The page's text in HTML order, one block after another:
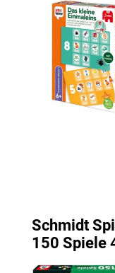
Schmidt
150 Spiele